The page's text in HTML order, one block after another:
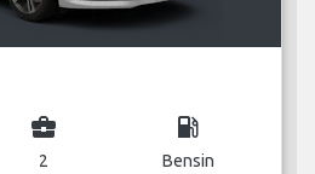
business_center
2
local_gas_station
Bensin